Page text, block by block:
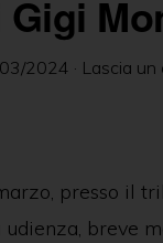
2024 · Lascia un
presso il
breve